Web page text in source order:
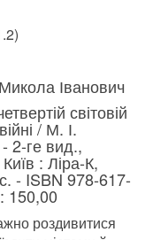
Іванович
світовій
/ М. І.
2-ге вид.,
: Ліра-К,
- ISBN 978-617-
150,00
роздивитися